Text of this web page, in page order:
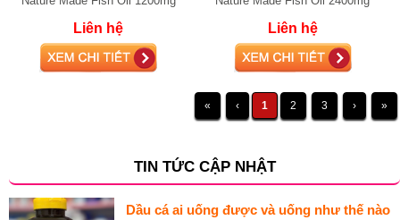
Liên hệ Liên hệ
« ‹ 1 2 3 › »
TIN TỨC CẬP NHẬT
Dầu cá ai uống được và uống như thế nào